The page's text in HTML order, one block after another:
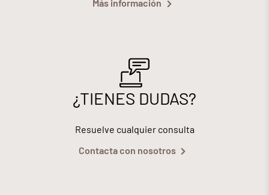
Más información
¿TIENES DUDAS?
Resuelve cualquier consulta
Contacta con nosotros